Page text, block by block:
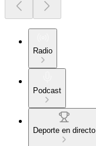
Radio
Podcast
Deporte en directo